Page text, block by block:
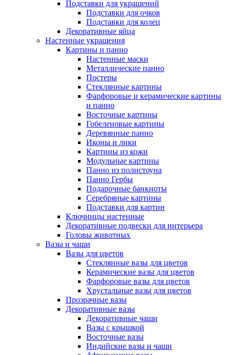
Подставки для украшений
Подставки для очков
Подставки для колец
Декоративные яйца
Настенные украшения
Картины и панно
Настенные маски
Металлические панно
Постеры
Стеклянные картины
Фарфоровые и керамические картины
и панно
Восточные картины
Гобеленовые картины
Деревянные панно
Иконы и лики
Картины из кожи
Модульные картины
Панно из полистоуна
Панно Гербы
Подарочные банкноты
Серебряные картины
Подставки для картин
Ключницы настенные
Декоративные подвески для интерьера
Головы животных
Вазы и чаши
Вазы для цветов
Стеклянные вазы для цветов
Керамические вазы для цветов
Фарфоровые вазы для цветов
Хрустальные вазы для цветов
Прозрачные вазы
Декоративные вазы
Декоративные чаши
Вазы с крышкой
Восточные вазы
Индийские вазы и чаши